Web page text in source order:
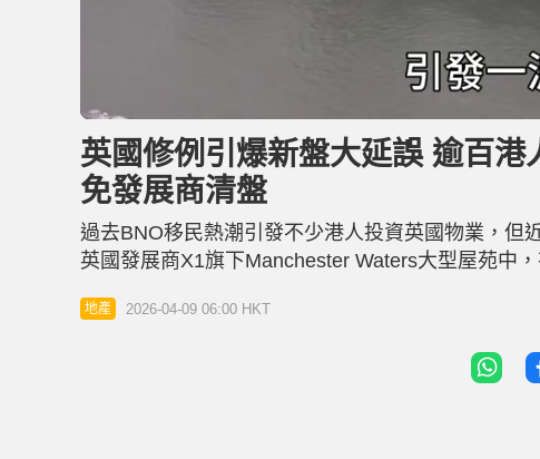
n
u
t
e
o
d
e
d
:
2
0
.
7
%
英國修例引爆新盤大延誤 逾百
免發展商清盤
過去BNO移民熱潮引發不少港人投資英國物業，但
英國發展商X1旗下Manchester Waters大型屋苑中
觸發逾300名投資者恐慌，市傳當中有逾百名香港
現，事件並非單一發展商資金斷裂，而是英國於
地產 2026-04-09 06:00 HKT